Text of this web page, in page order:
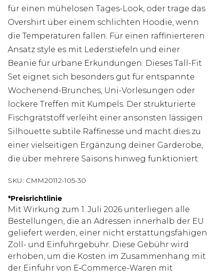
für einen mühelosen Tages-Look, oder trage das
Overshirt über einem schlichten Hoodie, wenn
die Temperaturen fallen. Für einen raffinierteren
Ansatz style es mit Lederstiefeln und einer
Beanie für urbane Erkundungen. Dieses Tall-Fit
Set eignet sich besonders gut für entspannte
Wochenend-Brunches, Uni-Vorlesungen oder
lockere Treffen mit Kumpels. Der strukturierte
Fischgrätstoff verleiht einer ansonsten lässigen
Silhouette subtile Raffinesse und macht dies zu
einer vielseitigen Ergänzung deiner Garderobe,
die über mehrere Saisons hinweg funktioniert.
SKU: CMM20112-105-30
*Preisrichtlinie
Mit Wirkung zum 1. Juli 2026 unterliegen alle
Bestellungen, die an Adressen innerhalb der EU
geliefert werden, einer nicht erstattungsfähigen
Zoll- und Einfuhrgebühr. Diese Gebühr wird
erhoben, um die Kosten im Zusammenhang mit
der Einfuhr von E‑Commerce-Waren mit